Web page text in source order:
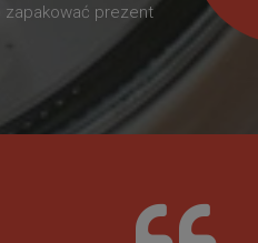
zapakować prezent